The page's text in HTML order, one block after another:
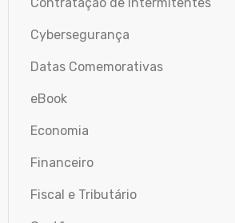
Contratação de Intermitentes
Cybersegurança
Datas Comemorativas
eBook
Economia
Financeiro
Fiscal e Tributário